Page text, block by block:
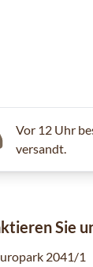
Vor 12 Uhr
versandt.
Sie
2041/1